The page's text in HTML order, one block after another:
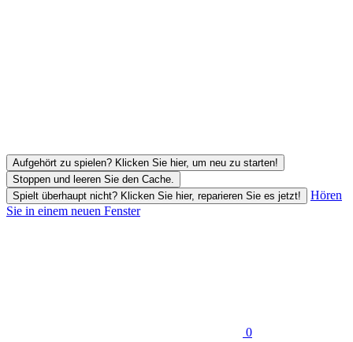
Aufgehört zu spielen? Klicken Sie hier, um neu zu starten!
Stoppen und leeren Sie den Cache.
Spielt überhaupt nicht? Klicken Sie hier, reparieren Sie es jetzt!
Hören
Sie in einem neuen Fenster
0